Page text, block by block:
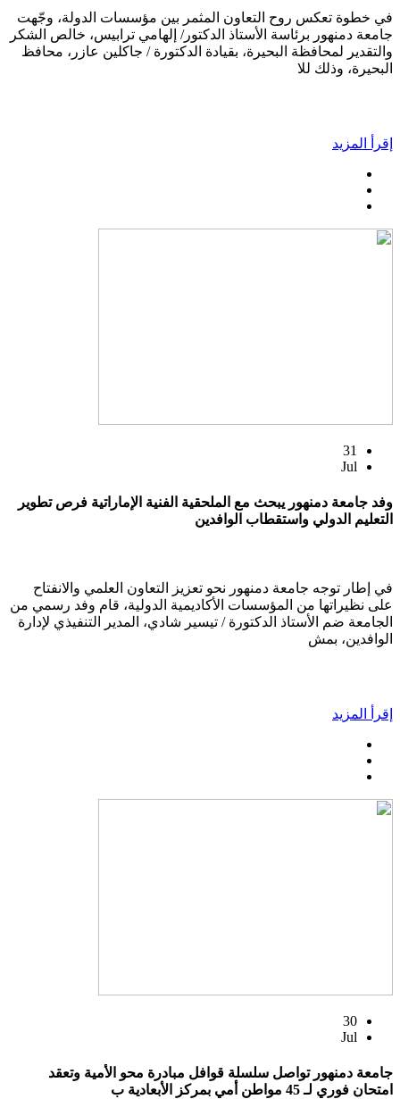
في خطوة تعكس روح التعاون المثمر بين مؤسسات الدولة، وجّهت
جامعة دمنهور برئاسة الأستاذ الدكتور/ إلهامي ترابيس، خالص الشكر
والتقدير لمحافظة البحيرة، بقيادة الدكتورة / جاكلين عازر، محافظ
البحيرة، وذلك للا
إقرأ المزيد
31
Jul
وفد جامعة دمنهور يبحث مع الملحقية الفنية الإماراتية فرص تطوير
التعليم الدولي واستقطاب الوافدين
في إطار توجه جامعة دمنهور نحو تعزيز التعاون العلمي والانفتاح
على نظيراتها من المؤسسات الأكاديمية الدولية، قام وفد رسمي من
الجامعة ضم الأستاذ الدكتورة / تيسير شادي، المدير التنفيذي لإدارة
الوافدين، بمش
إقرأ المزيد
30
Jul
جامعة دمنهور تواصل سلسلة قوافل مبادرة محو الأمية وتعقد
امتحان فوري لـ 45 مواطن أمي بمركز الأبعادية ب